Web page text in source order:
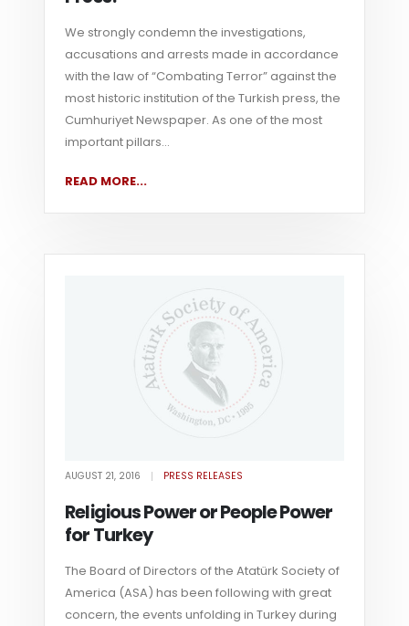
We strongly condemn the investigations,
accusations and arrests made in accordance
with the law of “Combating Terror” against the
most historic institution of the Turkish press, the
Cumhuriyet Newspaper. As one of the most
important pillars...
READ MORE...
AUGUST 21, 2016 PRESS RELEASES
Religious Power or People Power
for Turkey
The Board of Directors of the Atatürk Society of
America (ASA) has been following with great
concern, the events unfolding in Turkey during